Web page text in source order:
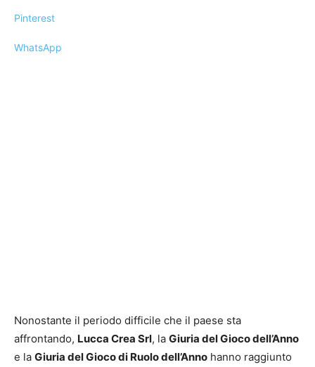
Pinterest
WhatsApp
Nonostante il periodo difficile che il paese sta
affrontando, Lucca Crea Srl, la Giuria del Gioco dell’Anno
e la Giuria del Gioco di Ruolo dell’Anno hanno raggiunto